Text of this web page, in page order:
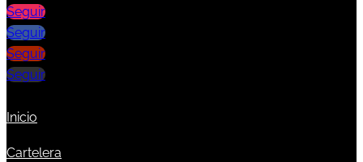
Seguir
Seguir
Seguir
Seguir
Inicio
Cartelera